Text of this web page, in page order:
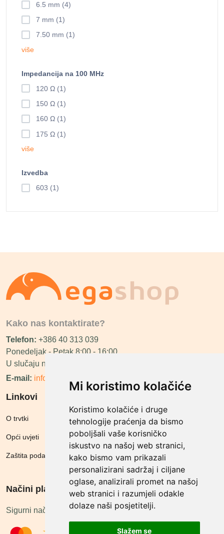
Mi koristimo kolačiće
Koristimo kolačiće i druge
tehnologije praćenja da bismo
poboljšali vaše korisničko
iskustvo na našoj web stranici,
kako bismo vam prikazali
personalizirani sadržaj i ciljane
oglase, analizirali promet na našoj
web stranici i razumjeli odakle
dolaze naši posjetitelji.
Slažem se
6.5 mm (4)
7 mm (1)
7.50 mm (1)
više
Impedancija na 100 MHz
120 Ω (1)
150 Ω (1)
160 Ω (1)
175 Ω (1)
više
Izvedba
603 (1)
Kako nas kontaktirate?
Telefon: +386 40 313 039
Ponedeljak - Petak 8:00 - 16:00
U slučaju neraspoloživosti ćemo vas nazvati.
E-mail: info@megashop.hr
Linkovi
O trvtki
Opći uvjeti
Zaštita podataka
Načini plačanja
Sigurni načini plaćanja